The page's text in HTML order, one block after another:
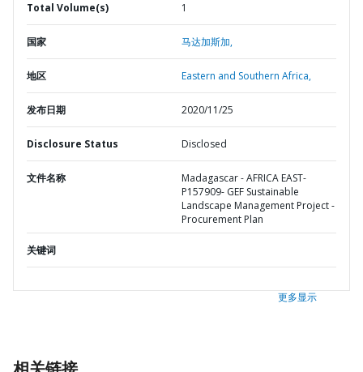
Total Volume(s) 1
国家 马达加斯加,
地区 Eastern and Southern Africa,
发布日期 2020/11/25
Disclosure Status Disclosed
文件名称
Madagascar - AFRICA EAST-
P157909- GEF Sustainable
Landscape Management Project -
Procurement Plan
关键词
更多显示